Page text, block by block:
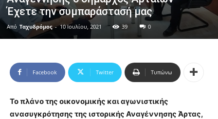
Έχετε την συμπαράστασή μας
Από Ταχυδρόμος - 10 Ιουλίου, 2021 39 0
Facebook Twitter Τυπώνω
Το πλάνο της οικονομικής και αγωνιστικής
ανασυγκρότησης της ιστορικής Αναγέννησης Άρτας,